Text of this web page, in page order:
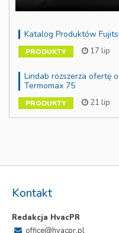
Katalog Produktów
PRODUKTY 17 lip
Lindab rozszerza ofertę
Termomax 75
PRODUKTY 21 lip
Kontakt
Redakcja HvacPR
office@hvacpr.pl